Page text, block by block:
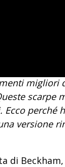
migliori
scarpe
perché
versione
di